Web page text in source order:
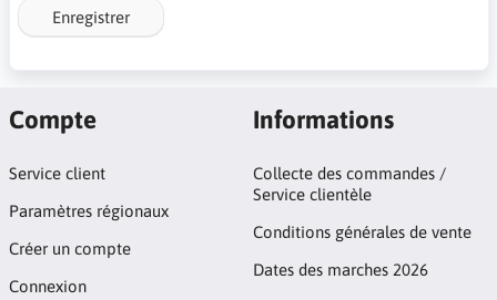
Enregistrer
Compte
Service client
Paramètres régionaux
Créer un compte
Connexion
Informations
Collecte des commandes /
Service clientèle
Conditions générales de vente
Dates des marches 2026